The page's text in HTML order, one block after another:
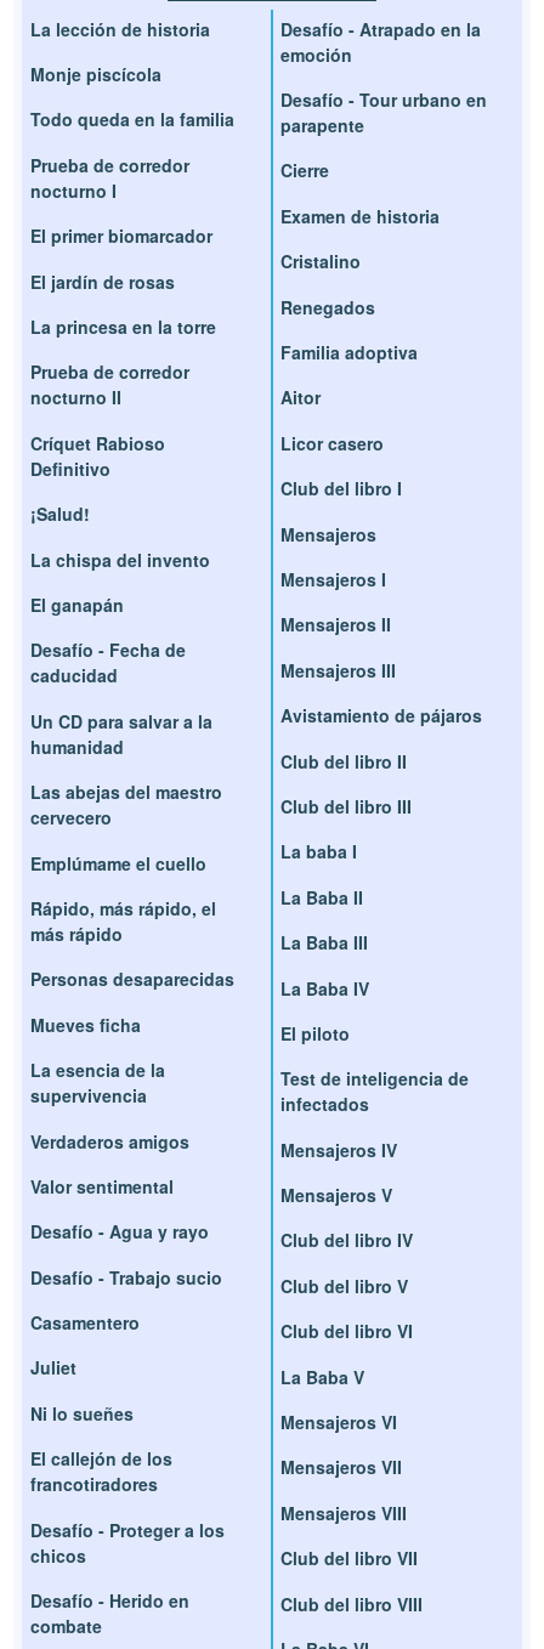
La lección de historia
Monje piscícola
Todo queda en la familia
Prueba de corredor
nocturno I
El primer biomarcador
El jardín de rosas
La princesa en la torre
Prueba de corredor
nocturno II
Críquet Rabioso
Definitivo
¡Salud!
La chispa del invento
El ganapán
Desafío - Fecha de
caducidad
Un CD para salvar a la
humanidad
Las abejas del maestro
cervecero
Emplúmame el cuello
Rápido, más rápido, el
más rápido
Personas desaparecidas
Mueves ficha
La esencia de la
supervivencia
Verdaderos amigos
Valor sentimental
Desafío - Agua y rayo
Desafío - Trabajo sucio
Casamentero
Juliet
Ni lo sueñes
El callejón de los
francotiradores
Desafío - Proteger a los
chicos
Desafío - Herido en
combate
Desafío - Atrapado en la
emoción
Desafío - Tour urbano en
parapente
Cierre
Examen de historia
Cristalino
Renegados
Familia adoptiva
Aitor
Licor casero
Club del libro I
Mensajeros
Mensajeros I
Mensajeros II
Mensajeros III
Avistamiento de pájaros
Club del libro II
Club del libro III
La baba I
La Baba II
La Baba III
La Baba IV
El piloto
Test de inteligencia de
infectados
Mensajeros IV
Mensajeros V
Club del libro IV
Club del libro V
Club del libro VI
La Baba V
Mensajeros VI
Mensajeros VII
Mensajeros VIII
Club del libro VII
Club del libro VIII